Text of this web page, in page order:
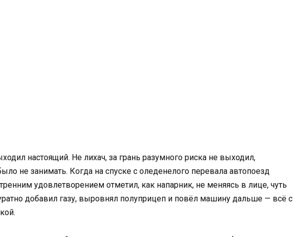
настоящий. Не лихач, за грань разумного риска не выходил,
не занимать. Когда на спуске с оледенелого перевала автопоезд
удовлетворением отметил, как напарник, не меняясь в лице, чуть
добавил газу, выровнял полуприцеп и повёл машину дальше — всё с